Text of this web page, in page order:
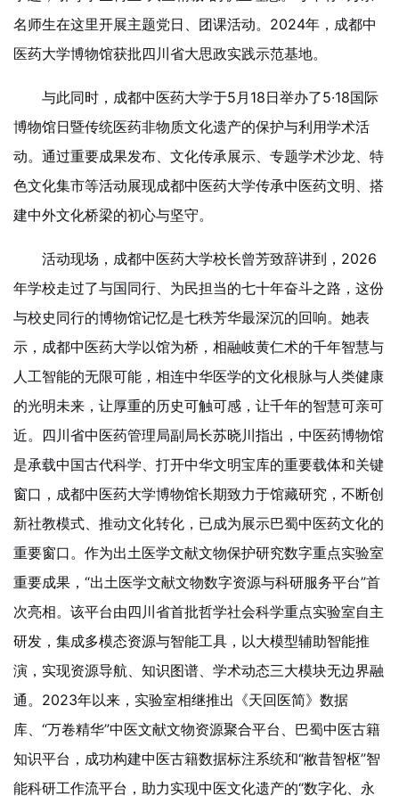
名师生在这里开展主题党日、团课活动。2024年，成都中
医药大学博物馆获批四川省大思政实践示范基地。
与此同时，成都中医药大学于5月18日举办了5·18国际
博物馆日暨传统医药非物质文化遗产的保护与利用学术活
动。通过重要成果发布、文化传承展示、专题学术沙龙、特
色文化集市等活动展现成都中医药大学传承中医药文明、搭
建中外文化桥梁的初心与坚守。
活动现场，成都中医药大学校长曾芳致辞讲到，2026
年学校走过了与国同行、为民担当的七十年奋斗之路，这份
与校史同行的博物馆记忆是七秩芳华最深沉的回响。她表
示，成都中医药大学以馆为桥，相融岐黄仁术的千年智慧与
人工智能的无限可能，相连中华医学的文化根脉与人类健康
的光明未来，让厚重的历史可触可感，让千年的智慧可亲可
近。四川省中医药管理局副局长苏晓川指出，中医药博物馆
是承载中国古代科学、打开中华文明宝库的重要载体和关键
窗口，成都中医药大学博物馆长期致力于馆藏研究，不断创
新社教模式、推动文化转化，已成为展示巴蜀中医药文化的
重要窗口。作为出土医学文献文物保护研究数字重点实验室
重要成果，“出土医学文献文物数字资源与科研服务平台”首
次亮相。该平台由四川省首批哲学社会科学重点实验室自主
研发，集成多模态资源与智能工具，以大模型辅助智能推
演，实现资源导航、知识图谱、学术动态三大模块无边界融
通。2023年以来，实验室相继推出《天回医简》数据
库、“万卷精华”中医文献文物资源聚合平台、巴蜀中医古籍
知识平台，成功构建中医古籍数据标注系统和“敝昔智枢”智
能科研工作流平台，助力实现中医文化遗产的“数字化、永